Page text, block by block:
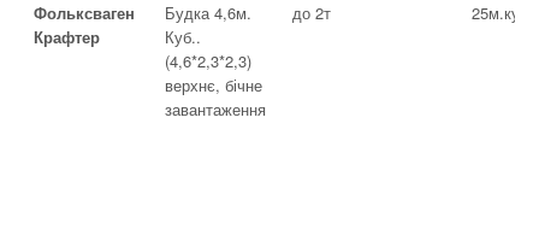
Фольксваген
Крафтер
Будка 4,6м.
Куб..
(4,6*2,3*2,3)
верхнє, бічне
завантаження
до 2т 25м.куб